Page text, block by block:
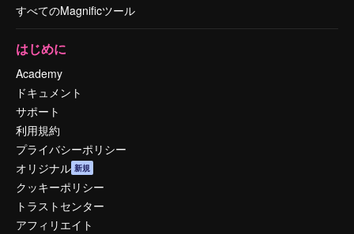
すべてのMagnificツール
はじめに
Academy
ドキュメント
サポート
利用規約
プライバシーポリシー
オリジナル 新規
クッキーポリシー
トラストセンター
アフィリエイト